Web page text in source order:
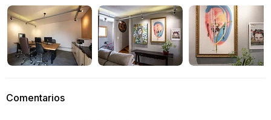
Comentarios